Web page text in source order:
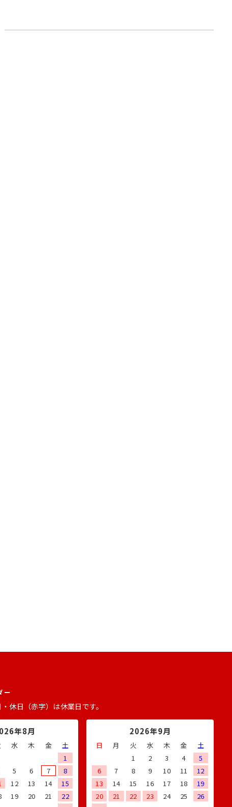
ー
休日（赤字）は休業日です。
年8月
水 木 金
土
1
5 6 7
8
12 13 14
15
19 20 21
22
2026年9月
日 月 火 水 木 金
土
1
2 3 4
5
6
7 8 9 10 11
12
13
14 15 16 17 18
19
20
21 22 23 24 25
26